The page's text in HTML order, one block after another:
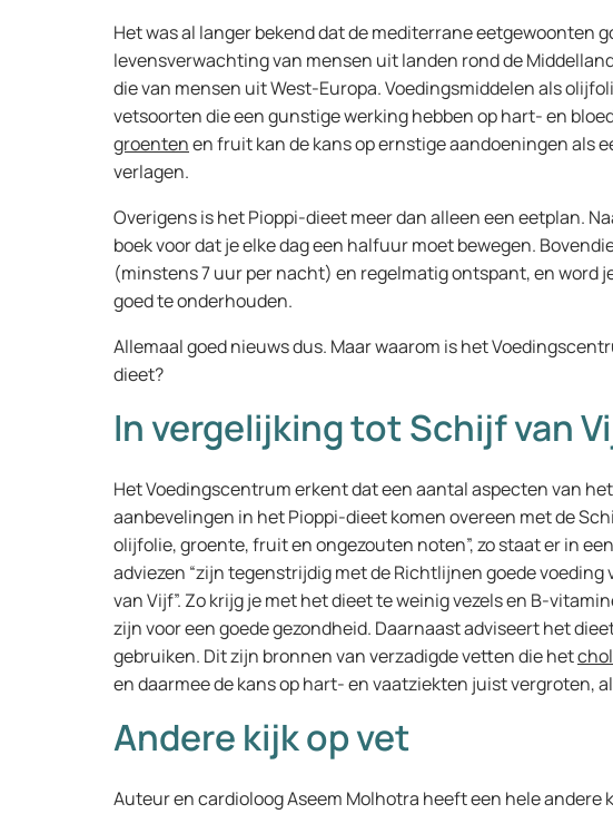
Het was al langer bekend dat de mediterrane eetgewoonten
levensverwachting van mensen uit landen rond de
die van mensen uit West-Europa. Voedingsmiddelen als
vetsoorten die een gunstige werking hebben op hart- en
groentenen fruit kan de kans op ernstige aandoeningen als
verlagen.
Overigens is het Pioppi-dieet meer dan alleen een eetplan.
boek voor dat je elke dag een halfuur moet bewegen.
(minstens 7 uur per nacht) en regelmatig ontspant, en word
goed te onderhouden.
Allemaal goed nieuws dus. Maar waarom is het
dieet?
In vergelijking tot Schijf van
Het Voedingscentrum erkent dat een aantal aspecten van
aanbevelingen in het Pioppi-dieet komen overeen met de
olijfolie, groente, fruit en ongezouten noten”, zo staat er in
adviezen “zijn tegenstrijdig met de Richtlijnen goede voeding
van Vijf”. Zo krijg je met het dieet te weinig vezels en B-
zijn voor een goede gezondheid. Daarnaast adviseert het
gebruiken. Dit zijn bronnen van verzadigde vetten die het
en daarmee de kans op hart- en vaatziekten juist vergroten,
Andere kijk op vet
Auteur en cardioloog Aseem Molhotra heeft een hele andere